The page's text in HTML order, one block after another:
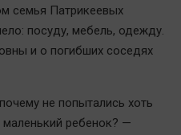
семья Патрикеевых
посуду, мебель, одежду.
и о погибших соседях
не попытались хоть
ребенок? —